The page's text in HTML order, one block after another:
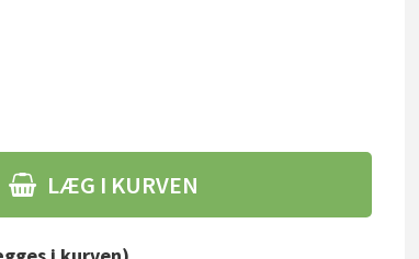
LÆG I KURVEN